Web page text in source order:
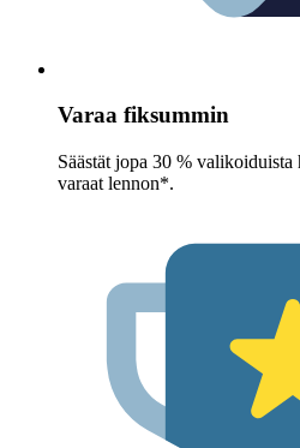
Varaa fiksummin
Säästät jopa 30 %
varaat lennon*.